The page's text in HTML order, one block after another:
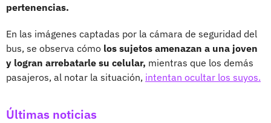
pertenencias.
En las imágenes captadas por la cámara de seguridad del
bus, se observa cómo los sujetos amenazan a una joven
y logran arrebatarle su celular, mientras que los demás
pasajeros, al notar la situación, intentan ocultar los suyos.
Últimas noticias